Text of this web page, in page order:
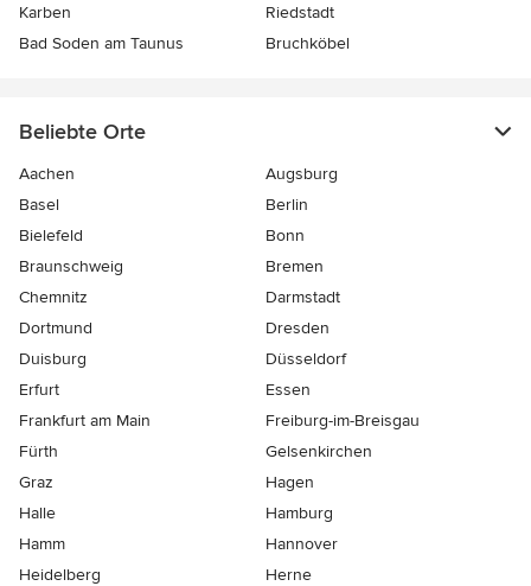
Karben
Riedstadt
Bad Soden am Taunus
Bruchköbel
Beliebte Orte
Aachen
Augsburg
Basel
Berlin
Bielefeld
Bonn
Braunschweig
Bremen
Chemnitz
Darmstadt
Dortmund
Dresden
Duisburg
Düsseldorf
Erfurt
Essen
Frankfurt am Main
Freiburg-im-Breisgau
Fürth
Gelsenkirchen
Graz
Hagen
Halle
Hamburg
Hamm
Hannover
Heidelberg
Herne